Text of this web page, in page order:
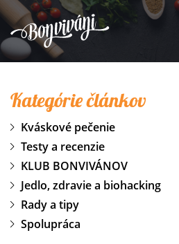
Kategórie článkov
Kváskové pečenie
Testy a recenzie
KLUB BONVIVÁNOV
Jedlo, zdravie a biohacking
Rady a tipy
Spolupráca